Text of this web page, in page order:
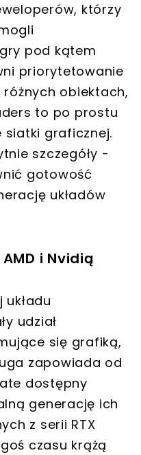
którzy
pod kątem
priorytetowanie
obiektach,
to po prostu
siatki graficznej.
szczegóły -
gotowość
układów
i Nvidią
udział
się grafiką,
zapowiada od
dostępny
generację ich
z serii RTX
czasu krążą